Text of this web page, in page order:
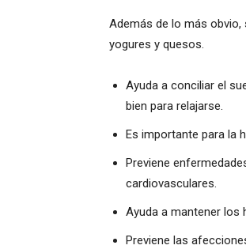
Además de lo más
yogures y quesos.
Ayuda a conciliar el
bien para relajarse.
Es importante para la
Previene
cardiovasculares.
Ayuda a mantener los
Previene las